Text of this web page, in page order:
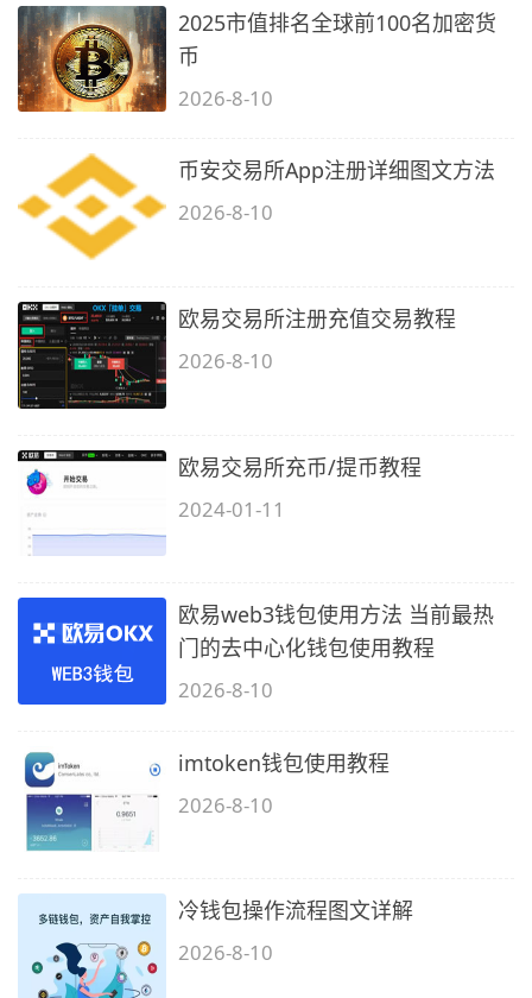
2025市值排名全球前100名加密货
币
2026-8-10
币安交易所App注册详细图文方法
2026-8-10
欧易交易所注册充值交易教程
2026-8-10
欧易交易所充币/提币教程
2024-01-11
欧易web3钱包使用方法 当前最热
门的去中心化钱包使用教程
2026-8-10
imtoken钱包使用教程
2026-8-10
冷钱包操作流程图文详解
2026-8-10